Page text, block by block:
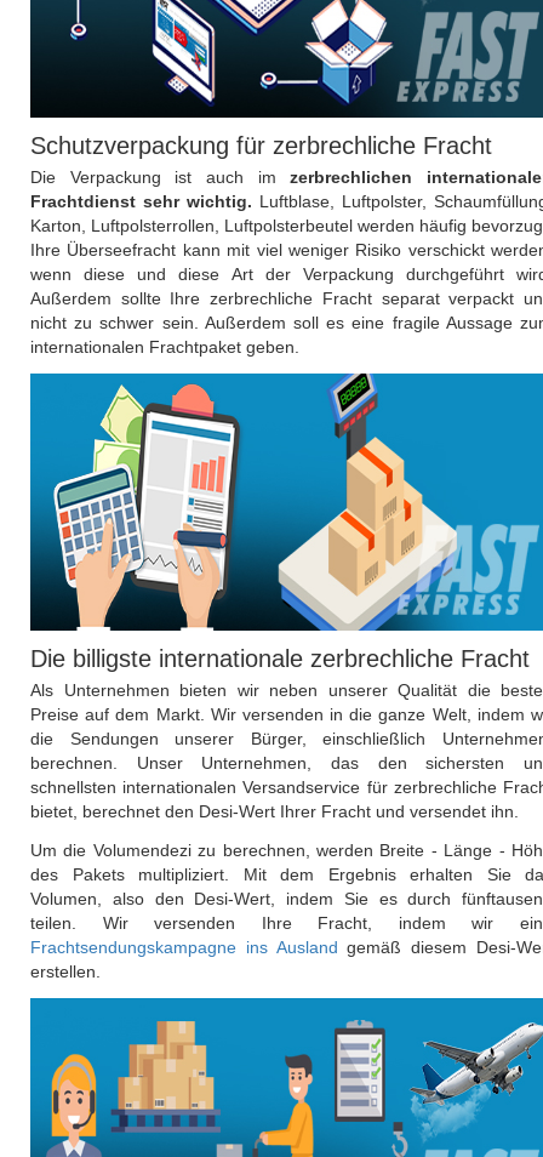
Schutzverpackung für zerbrechliche Fracht
Die Verpackung ist auch imzerbrechlichen
Frachtdienst sehr wichtig. Luftblase, Luftpolster,
Karton, Luftpolsterrollen, Luftpolsterbeutel werden häufig
Ihre Überseefracht kann mit viel weniger Risiko verschickt
wenn diese und diese Art der Verpackung durchgeführt
Außerdem sollte Ihre zerbrechliche Fracht separat verpackt
nicht zu schwer sein. Außerdem soll es eine fragile Aussage
internationalen Frachtpaket geben.
Die billigste internationale zerbrechliche Fracht
Als Unternehmen bieten wir neben unserer Qualität die
Preise auf dem Markt. Wir versenden in die ganze Welt, indem
die Sendungen unserer Bürger, einschließlich
berechnen. Unser Unternehmen, das den sichersten
schnellsten internationalen Versandservice für zerbrechliche
bietet, berechnet den Desi-Wert Ihrer Fracht und versendet ihn.
Um die Volumendezi zu berechnen, werden Breite - Länge -
des Pakets multipliziert. Mit dem Ergebnis erhalten Sie
Volumen, also den Desi-Wert, indem Sie es durch
teilen. Wir versenden Ihre Fracht, indem wir
Frachtsendungskampagne ins Ausland gemäß diesem Desi-
erstellen.